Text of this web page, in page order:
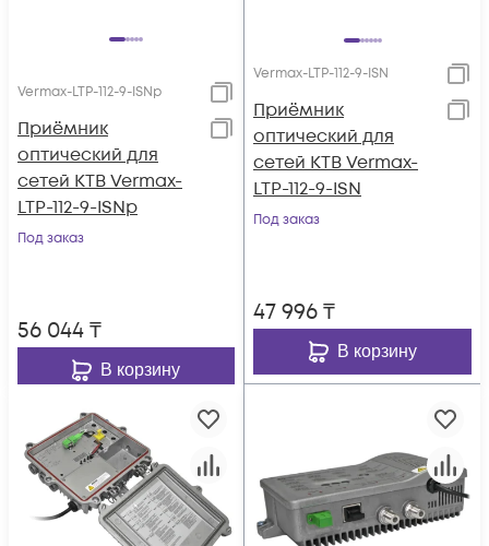
Vermax-LTP-112-9-ISNp
Приёмник
оптический для
сетей КТВ Vermax-
LTP-112-9-ISNp
Под заказ
56 044₸
В корзину
Vermax-LTP-112-9-ISN
Приёмник
оптический для
сетей КТВ Vermax-
LTP-112-9-ISN
Под заказ
47 996₸
В корзину